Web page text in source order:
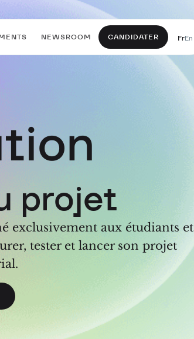
NEWSROOM CANDIDATER FrEn
projet
exclusivement aux étudiants et
tester et lancer son projet